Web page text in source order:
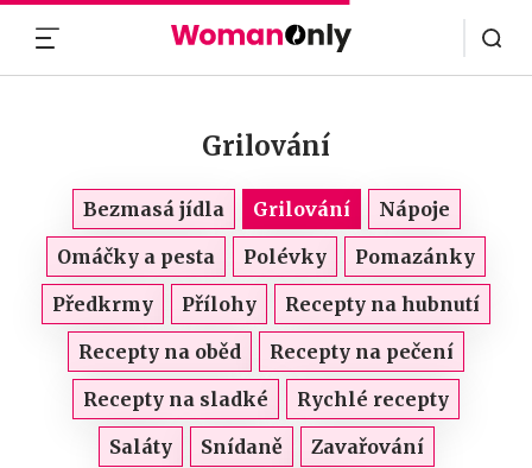
Grilování
Bezmasá jídla Grilování
Nápoje
Omáčky a pesta
Polévky
Pomazánky
Předkrmy
Přílohy
Recepty na hubnutí
Recepty na oběd
Recepty na pečení
Recepty na sladké
Rychlé recepty
Saláty
Snídaně
Zavařování